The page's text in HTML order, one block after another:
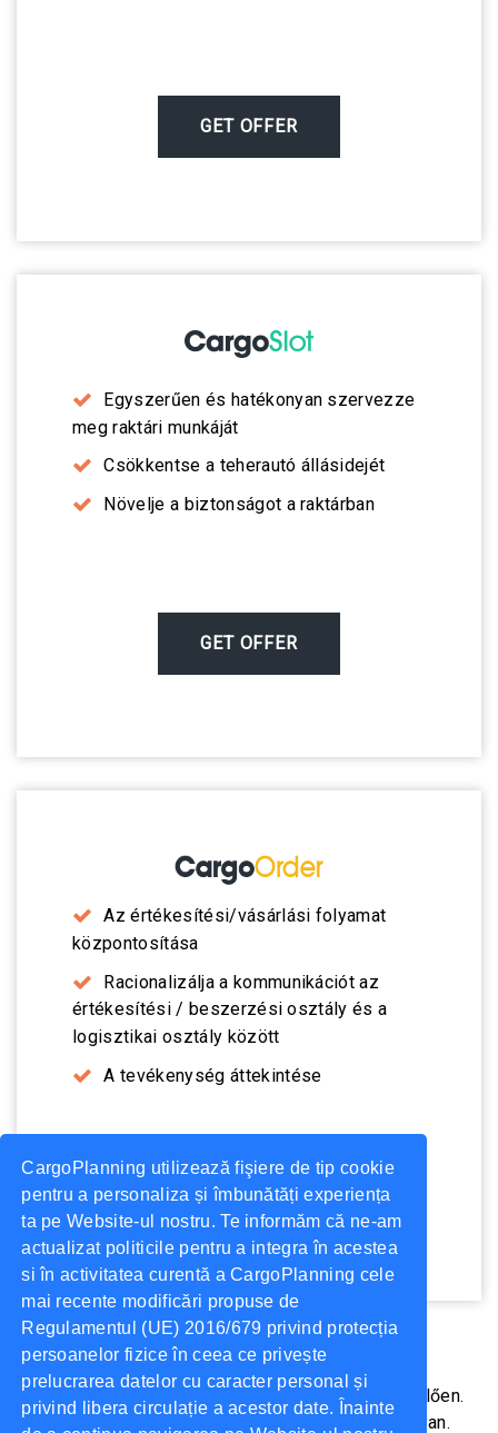
CargoPlanning utilizează fişiere de tip cookie
pentru a personaliza și îmbunătăți experiența
ta pe Website-ul nostru. Te informăm că ne-am
actualizat politicile pentru a integra în acestea
si în activitatea curentă a CargoPlanning cele
mai recente modificări propuse de
Regulamentul (UE) 2016/679 privind protecția
persoanelor fizice în ceea ce privește
prelucrarea datelor cu caracter personal și
privind libera circulație a acestor date. Înainte
GET OFFER
Egyszerűen és hatékonyan szervezze
meg raktári munkáját
Csökkentse a teherautó állásidejét
Növelje a biztonságot a raktárban
GET OFFER
Az értékesítési/vásárlási folyamat
központosítása
Racionalizálja a kommunikációt az
értékesítési / beszerzési osztály és a
logisztikai osztály között
A tevékenység áttekintése
GET OFFER
Szabja testre platformját igényeinek megfelelően.
Kivonat jelentések egyszerűen és hatékonyan.